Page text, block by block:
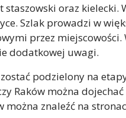
oraz kielecki.
Szlak prowadzi w
przez miejscowości.
dodatkowej uwagi.
podzielony na
Raków można
można znaleźć na